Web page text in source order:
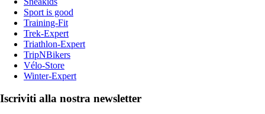
Sport is good
Training-Fit
Trek-Expert
Triathlon-Expert
TripNBikers
Vélo-Store
Winter-Expert
Iscriviti alla nostra newsletter